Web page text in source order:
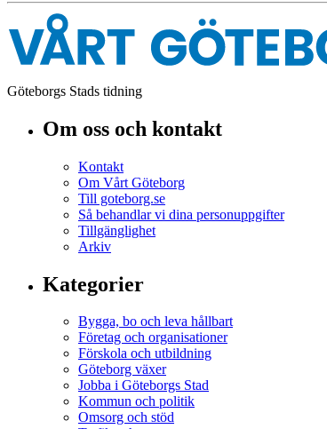
Göteborgs Stads tidning
Om oss och kontakt
Kontakt
Om Vårt Göteborg
Till goteborg.se
Så behandlar vi dina personuppgifter
Tillgänglighet
Arkiv
Kategorier
Bygga, bo och leva hållbart
Företag och organisationer
Förskola och utbildning
Göteborg växer
Jobba i Göteborgs Stad
Kommun och politik
Omsorg och stöd